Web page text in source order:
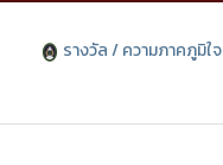
รางวัล / ความภาคภูมิใจ